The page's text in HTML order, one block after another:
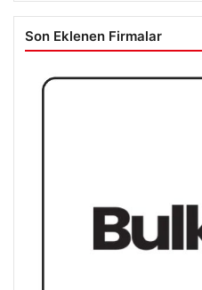
Son Eklenen Firmalar